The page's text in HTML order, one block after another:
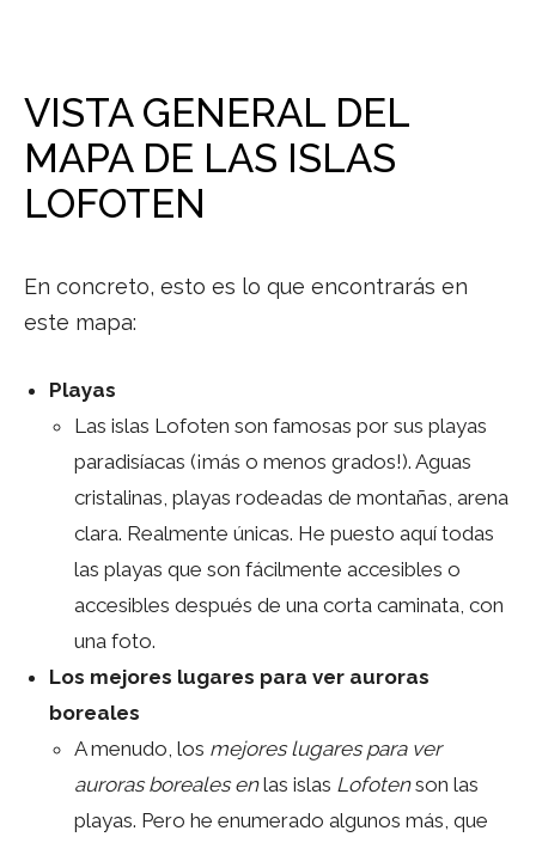
VISTA GENERAL DEL
MAPA DE LAS ISLAS
LOFOTEN
En concreto, esto es lo que encontrarás en
este mapa:
Playas
Las islas Lofoten son famosas por sus playas
paradisíacas (¡más o menos grados!). Aguas
cristalinas, playas rodeadas de montañas, arena
clara. Realmente únicas. He puesto aquí todas
las playas que son fácilmente accesibles o
accesibles después de una corta caminata, con
una foto.
Los mejores lugares para ver auroras
boreales
A menudo, los mejores lugares para ver
auroras boreales enlas islas Lofotenson las
playas. Pero he enumerado algunos más, que